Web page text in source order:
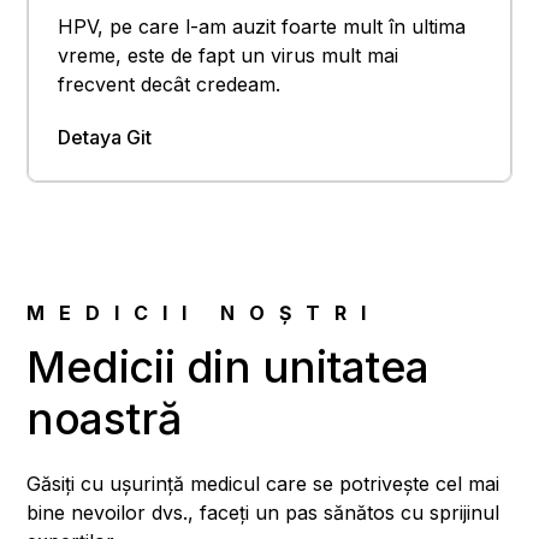
HPV, pe care l-am auzit foarte mult în ultima
vreme, este de fapt un virus mult mai
frecvent decât credeam.
Detaya Git
MEDICII NOȘTRI
Medicii din unitatea
noastră
Găsiți cu ușurință medicul care se potrivește cel mai
bine nevoilor dvs., faceți un pas sănătos cu sprijinul